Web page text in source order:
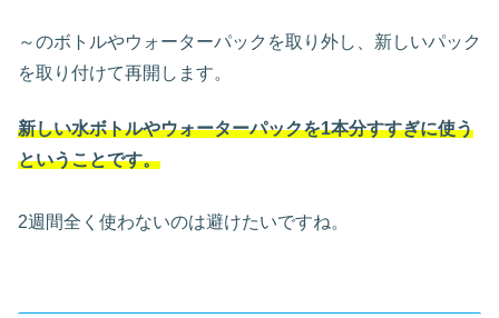
～のボトルやウォーターパックを取り外し、新しいパック
を取り付けて再開します。
新しい水ボトルやウォーターパックを1本分すすぎに使う
ということです。
2週間全く使わないのは避けたいですね。